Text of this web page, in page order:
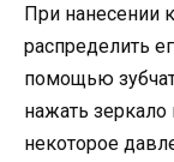
При нанесении
распределить
помощью
нажать
некоторое